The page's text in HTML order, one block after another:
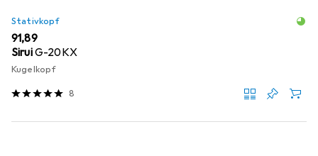
Stativkopf
EUR
91,89
SiruiG-20KX
Kugelkopf
8